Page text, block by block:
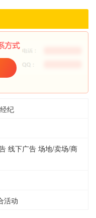
纪
线下广告 场地/卖场/商
活动